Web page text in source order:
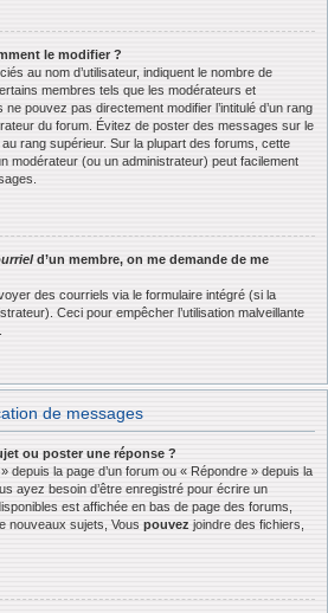
le modifier ?
au nom d’utilisateur, indiquent le nombre de
membres tels que les modérateurs et
pouvez pas directement modifier l’intitulé d’un rang
du forum. Évitez de poster des messages sur le
rang supérieur. Sur la plupart des forums, cette
modérateur (ou un administrateur) peut facilement
d’un membre, on me demande de me
des courriels via le formulaire intégré (si la
Ceci pour empêcher l’utilisation malveillante
de messages
ou poster une réponse ?
depuis la page d’un forum ou « Répondre » depuis la
ayez besoin d’être enregistré pour écrire un
est affichée en bas de page des forums,
nouveaux sujets, Vous pouvez joindre des fichiers,